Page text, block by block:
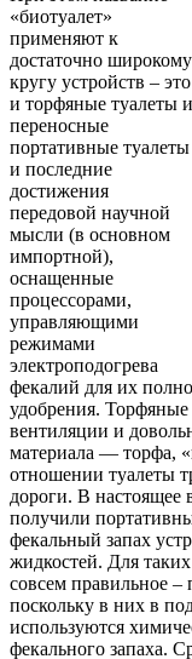
«биотуалет»
применяют к
достаточно широкому
кругу устройств – это
и торфяные туалеты и
переносные
портативные туалеты
и последние
достижения
передовой научной
мысли (в основном
импортной),
оснащенные
процессорами,
управляющими
режимами
электроподогрева
фекалий для их
удобрения. Торфяные
вентиляции и
материала — торфа,
отношении туалеты
дороги. В настоящее
получили
фекальный запах
жидкостей. Для
совсем правильное –
поскольку в них в
используются
фекального запаха.